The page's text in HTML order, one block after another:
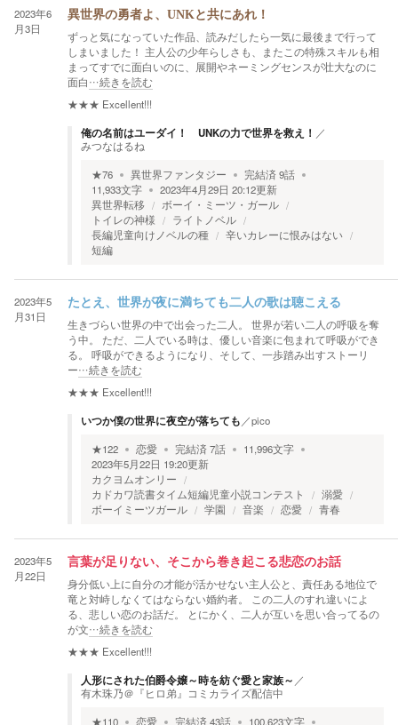
2023年6
月3日
異世界の勇者よ、UNKと共にあれ！
ずっと気になっていた作品、読みだしたら一気に最後まで行って
しまいました！ 主人公の少年らしさも、またこの特殊スキルも相
まってすでに面白いのに、展開やネーミングセンスが壮大なのに
面白…続きを読む
★★★ Excellent!!!
俺の名前はユーダイ！ UNKの力で世界を救え！ ／
みつなはるね
★76 異世界ファンタジー 完結済9話
11,933文字 2023年4月29日 20:12更新
異世界転移
ボーイ・ミーツ・ガール
トイレの神様
ライトノベル
長編児童向けノベルの種
辛いカレーに恨みはない
短編
2023年5
月31日
たとえ、世界が夜に満ちても二人の歌は聴こえる
生きづらい世界の中で出会った二人。 世界が若い二人の呼吸を奪
う中。 ただ、二人でいる時は、優しい音楽に包まれて呼吸ができ
る。 呼吸ができるようになり、そして、一歩踏み出すストーリ
ー…続きを読む
★★★ Excellent!!!
いつか僕の世界に夜空が落ちても ／pico
★122 恋愛 完結済7話 11,996文字
2023年5月22日 19:20更新
カクヨムオンリー
カドカワ読書タイム短編児童小説コンテスト
溺愛
ボーイミーツガール
学園 音楽 恋愛 青春
2023年5
月22日
言葉が足りない、そこから巻き起こる悲恋のお話
身分低い上に自分の才能が活かせない主人公と、責任ある地位で
竜と対峙しなくてはならない婚約者。 この二人のすれ違いによ
る、悲しい恋のお話だ。 とにかく、二人が互いを思い合ってるの
が文…続きを読む
★★★ Excellent!!!
人形にされた伯爵令嬢～時を紡ぐ愛と家族～ ／
有木珠乃＠『ヒロ弟』コミカライズ配信中
★110 恋愛 完結済43話 100,623文字